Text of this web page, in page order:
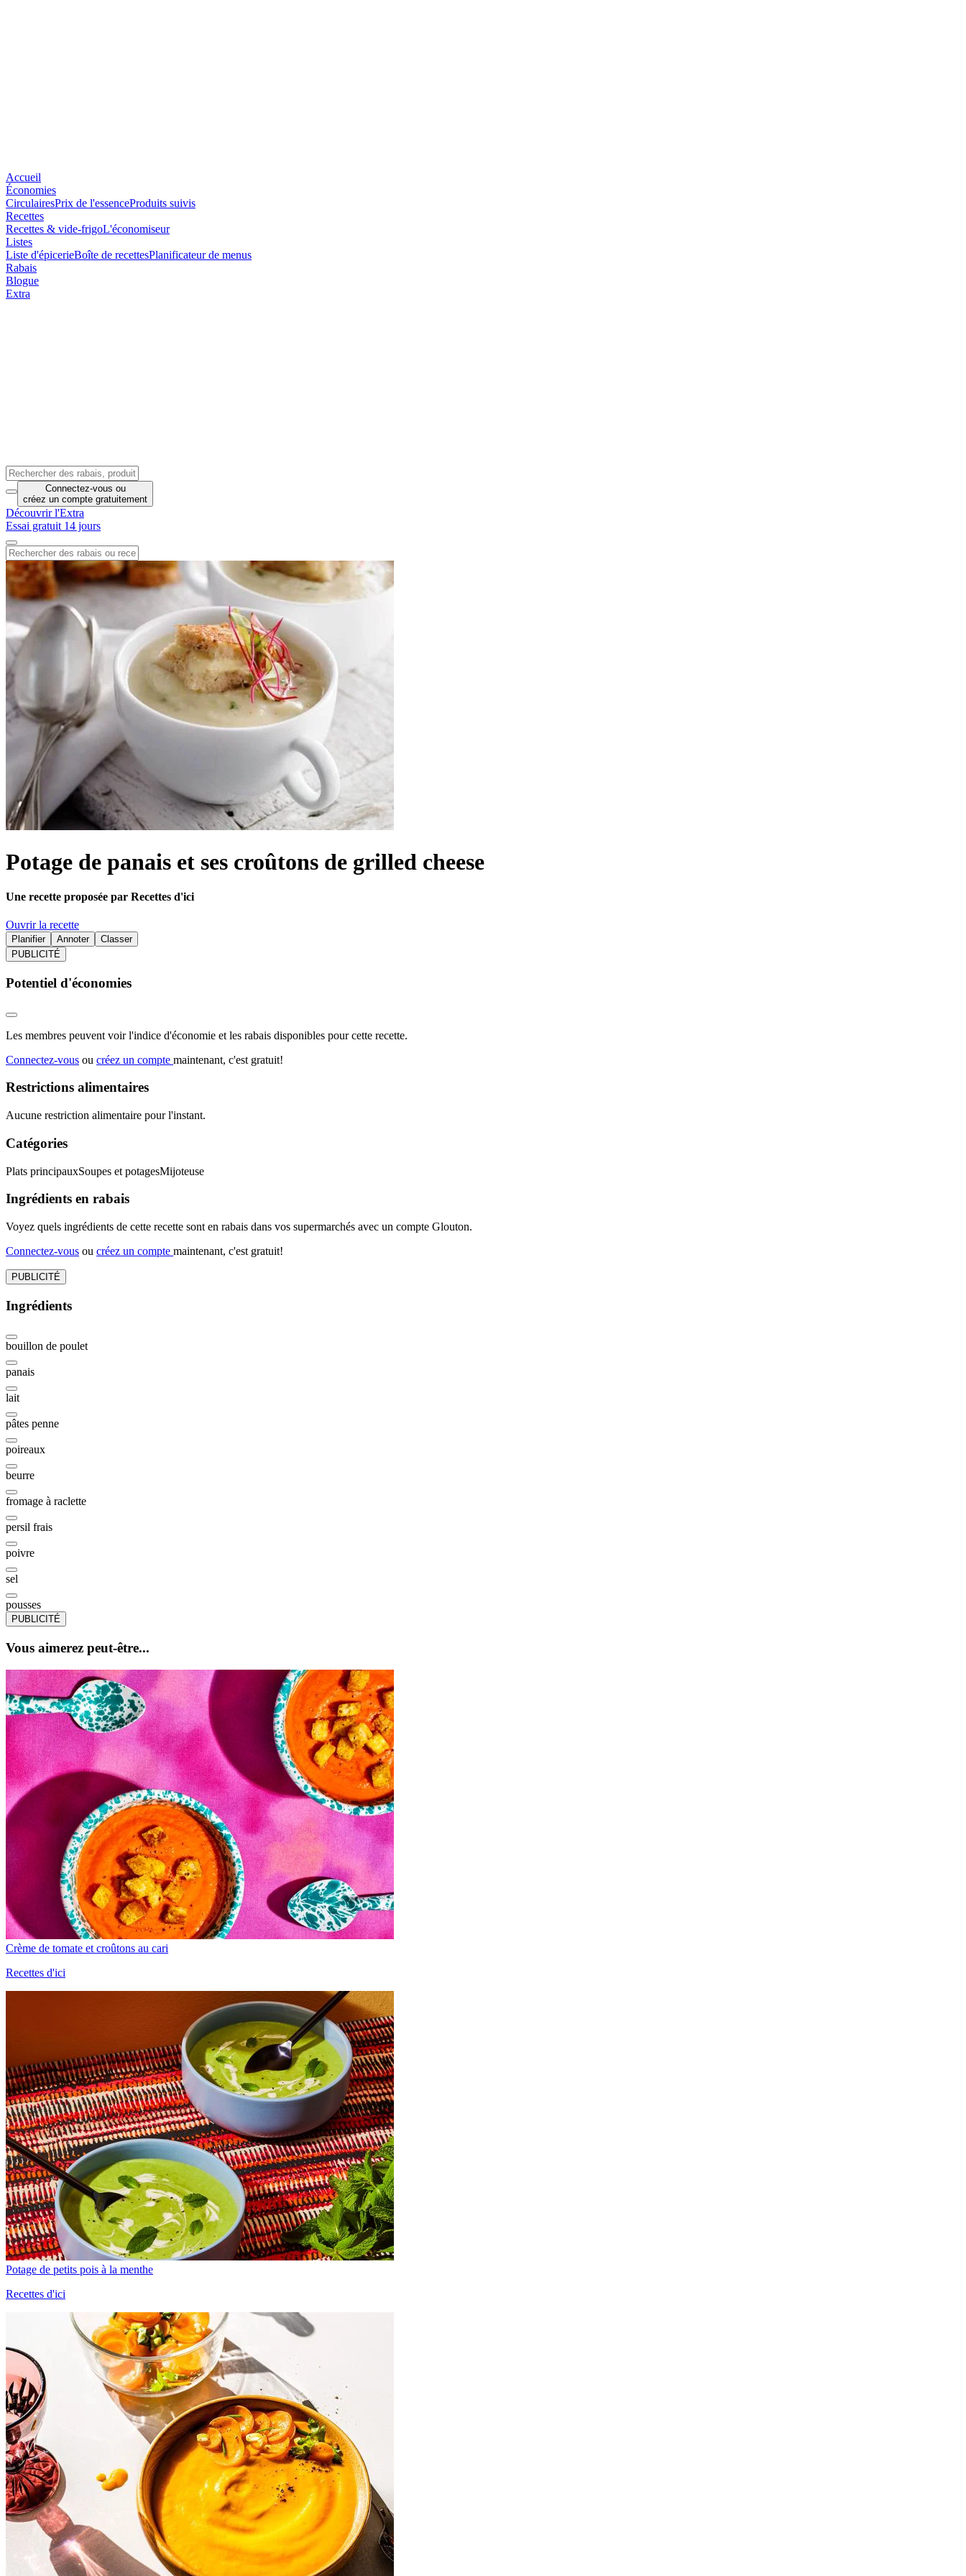
Accueil
Économies
CirculairesPrix de l'essenceProduits suivis
Recettes
Recettes & vide-frigoL'économiseur
Listes
Liste d'épicerieBoîte de recettesPlanificateur de menus
Rabais
Blogue
Extra
Connectez-vous ou
créez un compte gratuitement
Découvrir l'Extra
Essai gratuit 14 jours
Potage de panais et ses croûtons de grilled cheese
Une recette proposée par Recettes d'ici
Ouvrir la recette
Planifier Annoter
Classer
PUBLICITÉ
Potentiel d'économies
Les membres peuvent voir l'indice d'économie et les rabais disponibles pour cette recette.
Connectez-vous ou créez un compte maintenant, c'est gratuit!
Restrictions alimentaires
Aucune restriction alimentaire pour l'instant.
Catégories
Plats principauxSoupes et potagesMijoteuse
Ingrédients en rabais
Voyez quels ingrédients de cette recette sont en rabais dans vos supermarchés avec un compte Glouton.
Connectez-vous ou créez un compte maintenant, c'est gratuit!
PUBLICITÉ
Ingrédients
bouillon de poulet
panais
lait
pâtes penne
poireaux
beurre
fromage à raclette
persil frais
poivre
sel
pousses
PUBLICITÉ
Vous aimerez peut-être...
Crème de tomate et croûtons au cari
Recettes d'ici
Potage de petits pois à la menthe
Recettes d'ici